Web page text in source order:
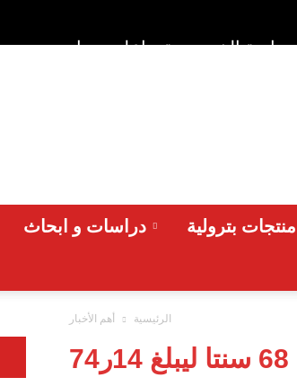
من نحن اعلن معنا سياسة الخصوصية
منتجات بترولية دراسات و ابحاث
الرئيسية أهم الأخبار
سعر برميل النفط الكويتي ينخفض 68 سنتا ليبلغ 14ر74